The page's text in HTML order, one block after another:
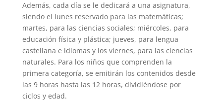
Además, cada día se le dedicará a una asignatura,
siendo el lunes reservado para las matemáticas;
martes, para las ciencias sociales; miércoles, para
educación física y plástica; jueves, para lengua
castellana e idiomas y los viernes, para las ciencias
naturales. Para los niños que comprenden la
primera categoría, se emitirán los contenidos desde
las 9 horas hasta las 12 horas, dividiéndose por
ciclos y edad.